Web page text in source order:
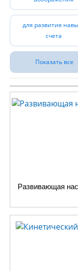
для развития
счета
Показать все
Развивающая